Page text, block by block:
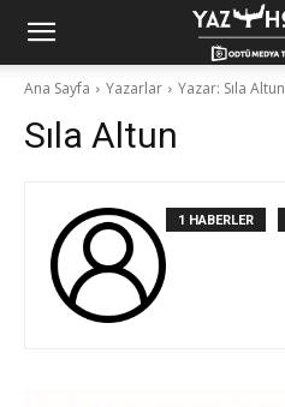
Yaz
Hocam!
Ana Sayfa Yazarlar Yazar: Sıla Altun
Sıla Altun
1 HABERLER